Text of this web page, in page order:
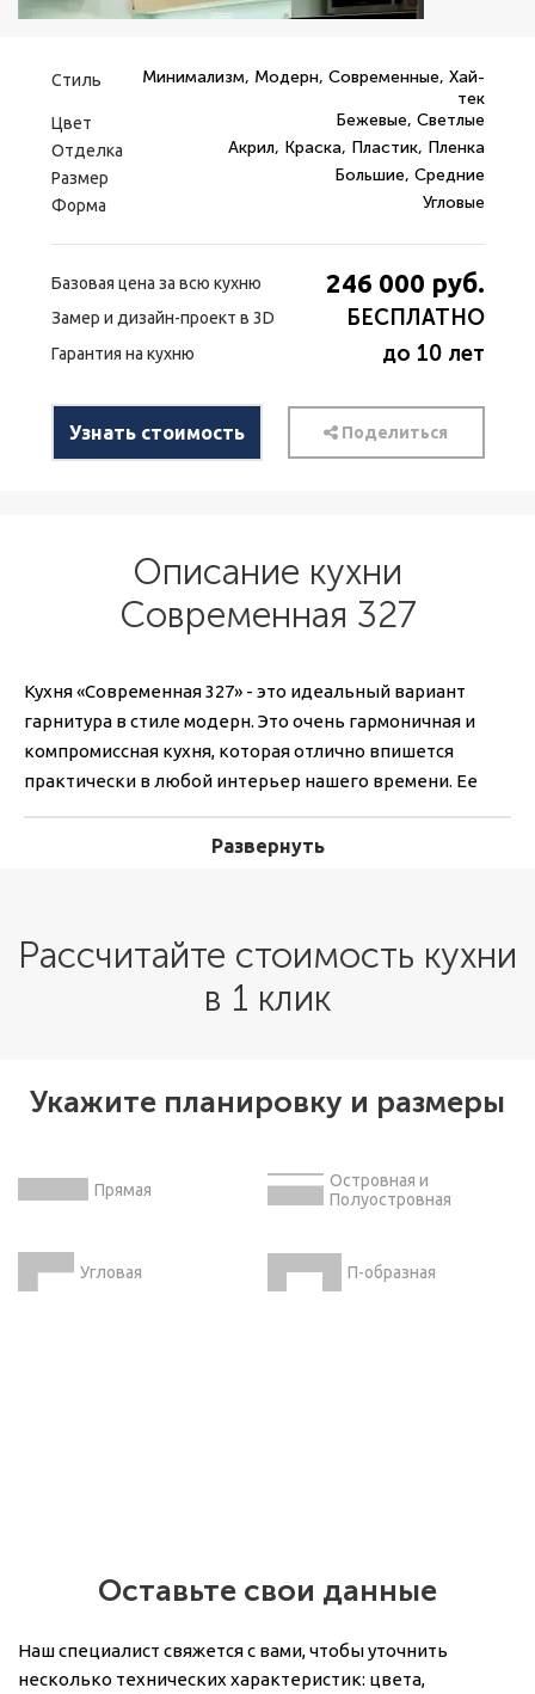
Описание кухни
Современная 327
Кухня «Современная 327» - это идеальный вариант
гарнитура в стиле модерн. Это очень гармоничная и
компромиссная кухня, которая отлично впишется
практически в любой интерьер нашего времени. Ее
конструкция правильная и удобная с точки зрения
эргономики, хозяйка точно оценит по достоинству
кухню «Современная 327» стильной и универсальной. С
ней будет хорошо сочетаться любая современная
техника и мебель. Изюминкой гарнитура станет
Развернуть
Стиль
Минимализм, Модерн, Современные, Хай-
тек
Цвет Бежевые, Светлые
Отделка Акрил, Краска, Пластик, Пленка
Размер Большие, Средние
Форма Угловые
Базовая цена за всю кухню 246 000 руб.
Замер и дизайн-проект в 3D БЕСПЛАТНО
Гарантия на кухню до 10 лет
Узнать стоимость Поделиться
Рассчитайте стоимость кухни
в 1 клик
Укажите планировку и размеры
Прямая
Островная и
Полуостровная
Угловая П-образная
Оставьте свои данные
Наш специалист свяжется с вами, чтобы уточнить
несколько технических характеристик: цвета,